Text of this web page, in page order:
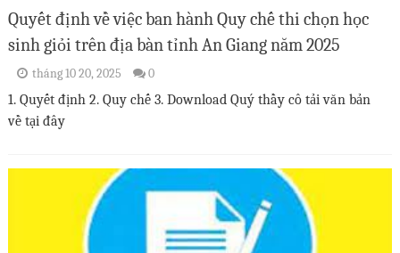
Quyết định về việc ban hành Quy chế thi chọn học
sinh giỏi trên địa bàn tỉnh An Giang năm 2025
tháng 10 20, 2025 0
1. Quyết định 2. Quy chế 3. Download Quý thầy cô tải văn bản
về tại đây